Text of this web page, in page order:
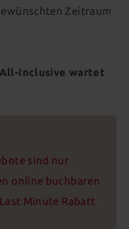
die ganze FamilieZeitraum
Inclusive wartet
sind nur
online buchbaren
Minute Rabatt